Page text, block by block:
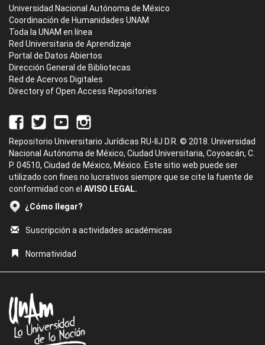
Universidad Nacional Autónoma de México
Coordinación de Humanidades UNAM
Toda la UNAM en línea
Red Universitaria de Aprendizaje
Portal de Datos Abiertos
Dirección General de Bibliotecas
Red de Acervos Digitales
Directory of Open Access Repositories
Repositorio Universitario Jurídicas RU-IIJ D.R. © 2018. Universidad
Nacional Autónoma de México, Ciudad Universitaria, Coyoacán, C.
P. 04510, Ciudad de México, México. Este sitio web puede ser
utilizado con fines no lucrativos siempre que se cite la fuente de
conformidad con el AVISO LEGAL.
¿Cómo llegar?
Suscripción a actividades académicas
Normatividad